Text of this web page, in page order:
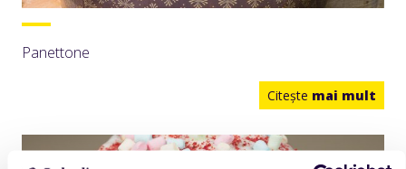
Panettone
Citeşte mai mult